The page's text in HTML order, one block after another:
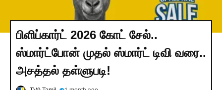
பிளிப்கார்ட் 2026 கோட் சேல்..
ஸ்மார்ட்போன் முதல் ஸ்மார்ட் டிவி வரை..
அசத்தல் தள்ளுபடி!